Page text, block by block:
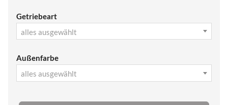
Getriebeart
alles ausgewählt
Außenfarbe
alles ausgewählt